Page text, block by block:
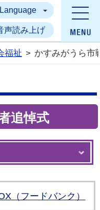
すみがうら市
Language
声読み上げ
福祉 > かすみがうら市
追悼式
（フードバンク）